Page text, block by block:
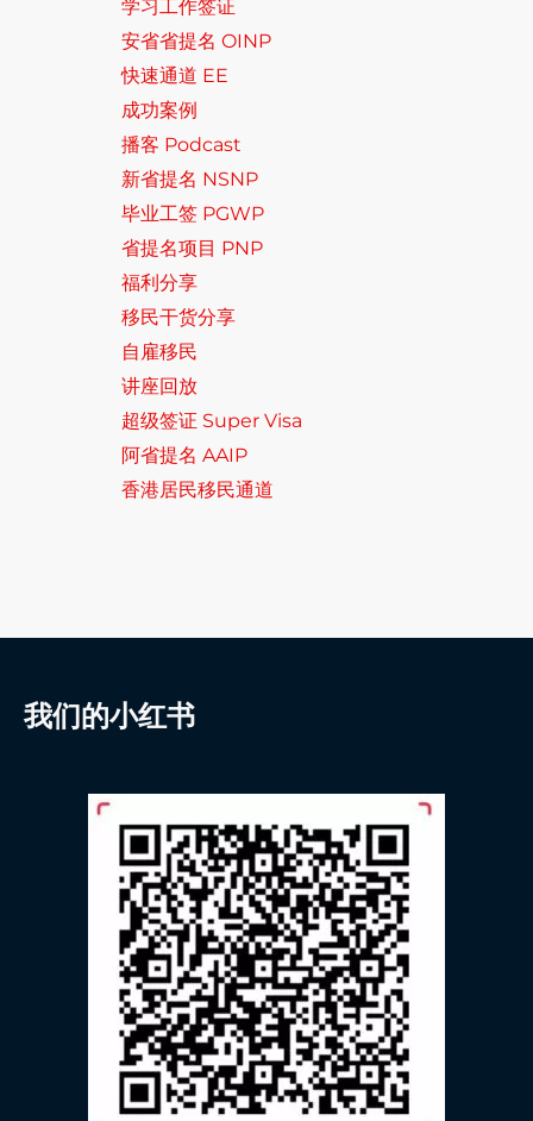
学习工作签证
安省省提名 OINP
快速通道 EE
成功案例
播客 Podcast
新省提名 NSNP
毕业工签 PGWP
省提名项目 PNP
福利分享
移民干货分享
自雇移民
讲座回放
超级签证 Super Visa
阿省提名 AAIP
香港居民移民通道
我们的小红书